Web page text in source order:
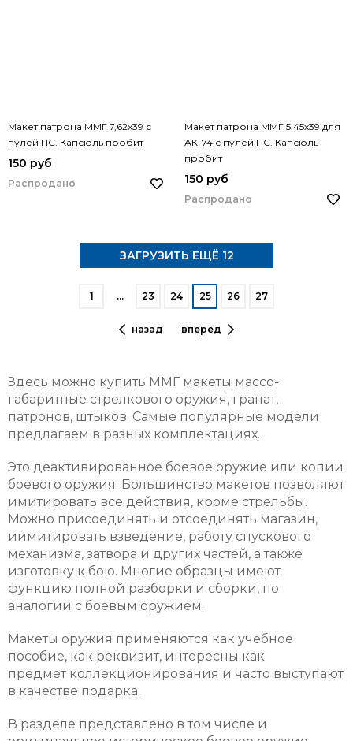
Макет патрона ММГ 7,62х39 с
пулей ПС. Капсюль пробит
150 руб
Распродано
Макет патрона ММГ 5,45х39 для
АК-74 с пулей ПС. Капсюль
пробит
150 руб
Распродано
ЗАГРУЗИТЬ ЕЩЁ 12
назад
1 … 23 24 25 26 27
вперёд
Здесь можно купить ММГ макеты массо-
габаритные стрелкового оружия, гранат,
патронов, штыков. Самые популярные модели
предлагаем в разных комплектациях.
Это деактивированное боевое оружие или копии
боевого оружия. Большинство макетов позволяют
имитировать все действия, кроме стрельбы.
Можно присоединять и отсоединять магазин,
иимитировать взведение, работу спускового
механизма, затвора и других частей, а также
изготовку к бою. Многие образцы имеют
функцию полной разборки и сборки, по
аналогии с боевым оружием.
Макеты оружия применяются как учебное
пособие, как реквизит, интересны как
предмет коллекционирования и часто выступают
в качестве подарка.
В разделе представлено в том числе и